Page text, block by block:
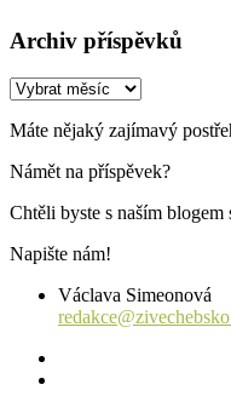
Archiv příspěvků
Archiv
Máte nějaký zajímavý
Námět na příspěvek?
Chtěli byste s naším blogem
Napište nám!
Václava Simeonová